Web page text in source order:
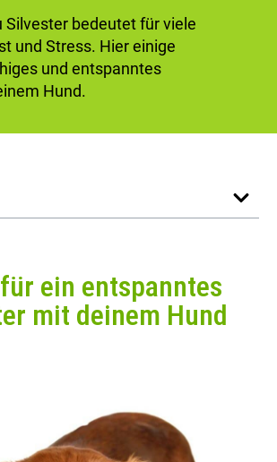
Silvester bedeutet für viele
und Stress. Hier einige
und entspanntes
Hund.
ein entspanntes
mit deinem Hund